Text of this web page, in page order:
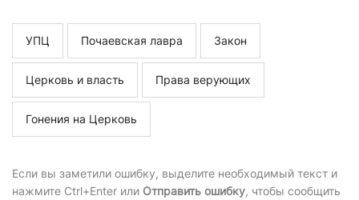
УПЦ Почаевская лавра Закон
Церковь и власть Права верующих
Гонения на Церковь
Если вы заметили ошибку, выделите необходимый текст и
нажмите Ctrl+Enter или Отправить ошибку, чтобы сообщить